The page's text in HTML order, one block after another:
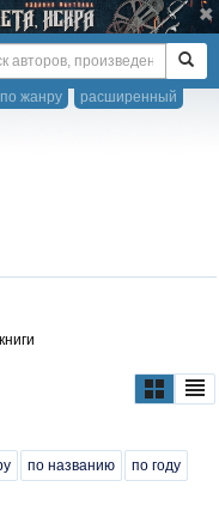
расширенный
жанру
по названию по году